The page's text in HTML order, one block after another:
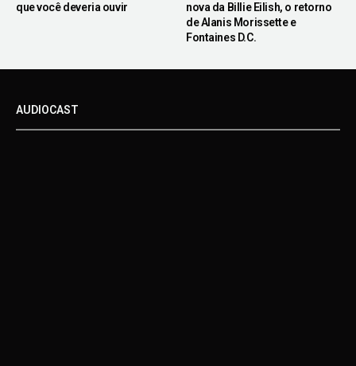
que você deveria ouvir
nova da Billie Eilish, o retorno
de Alanis Morissette e
Fontaines D.C.
AUDIOCAST